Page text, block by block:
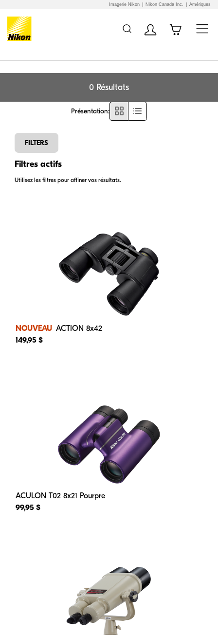
Imagerie Nikon Nikon Canada Inc. Amériques
0 Résultats
Présentation:
Filtres actifs
Utilisez les filtres pour affiner vos résultats.
FILTERS
NOUVEAU ACTION 8x42
149,95 $
ACULON T02 8x21 Pourpre
99,95 $